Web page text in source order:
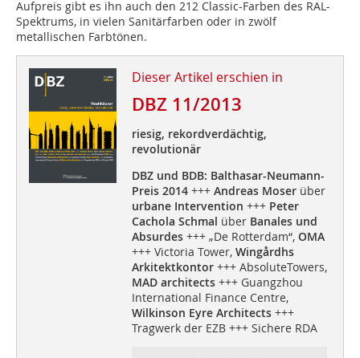
Aufpreis gibt es ihn auch den 212 Classic-Farben des RAL-
Spektrums, in vielen Sanitärfarben oder in zwölf
metallischen Farbtönen.
Dieser Artikel erschien in
DBZ 11/2013
riesig, rekordverdächtig,
revolutionär
DBZ und BDB: Balthasar-Neumann-
Preis 2014+++ Andreas Moserüber
urbane Intervention +++ Peter
Cachola Schmal über Banales und
Absurdes+++ „De Rotterdam“, OMA
+++ Victoria Tower, Wingårdhs
Arkitektkontor+++ AbsoluteTowers,
MAD architects+++ Guangzhou
International Finance Centre,
Wilkinson Eyre Architects+++
Tragwerk der EZB +++ Sichere RDA